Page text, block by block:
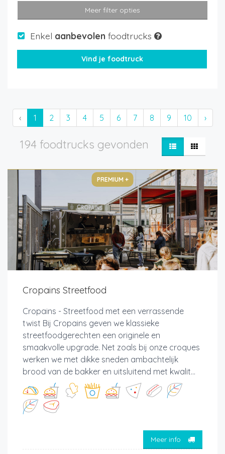
Meer filter opties
Enkel aanbevolen foodtrucks
‹ 1 2 3 4 5 6 7 8 9 10 ›
194 foodtrucks gevonden
PREMIUM +
Cropains Streetfood
Cropains - Streetfood met een verrassende
twist Bij Cropains geven we klassieke
streetfoodgerechten een originele en
smaakvolle upgrade. Net zoals bij onze croques
werken we met dikke sneden ambachtelijk
brood van de bakker en uitsluitend met kwalit...
Meer info